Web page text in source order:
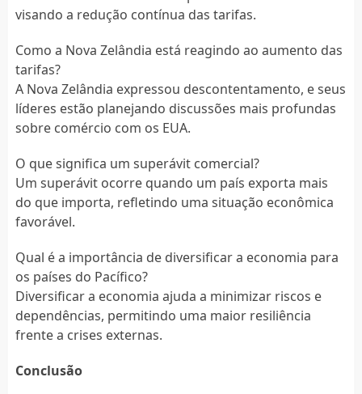
visando a redução contínua das tarifas.
Como a Nova Zelândia está reagindo ao aumento das
tarifas?
A Nova Zelândia expressou descontentamento, e seus
líderes estão planejando discussões mais profundas
sobre comércio com os EUA.
O que significa um superávit comercial?
Um superávit ocorre quando um país exporta mais
do que importa, refletindo uma situação econômica
favorável.
Qual é a importância de diversificar a economia para
os países do Pacífico?
Diversificar a economia ajuda a minimizar riscos e
dependências, permitindo uma maior resiliência
frente a crises externas.
Conclusão